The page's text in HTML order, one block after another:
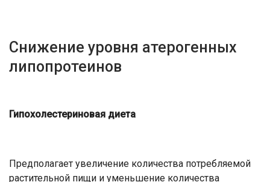
Снижение уровня атерогенных
липопротеинов
Гипохолестериновая диета
Предполагает увеличение количества потребляемой
растительной пищи и уменьшение количества